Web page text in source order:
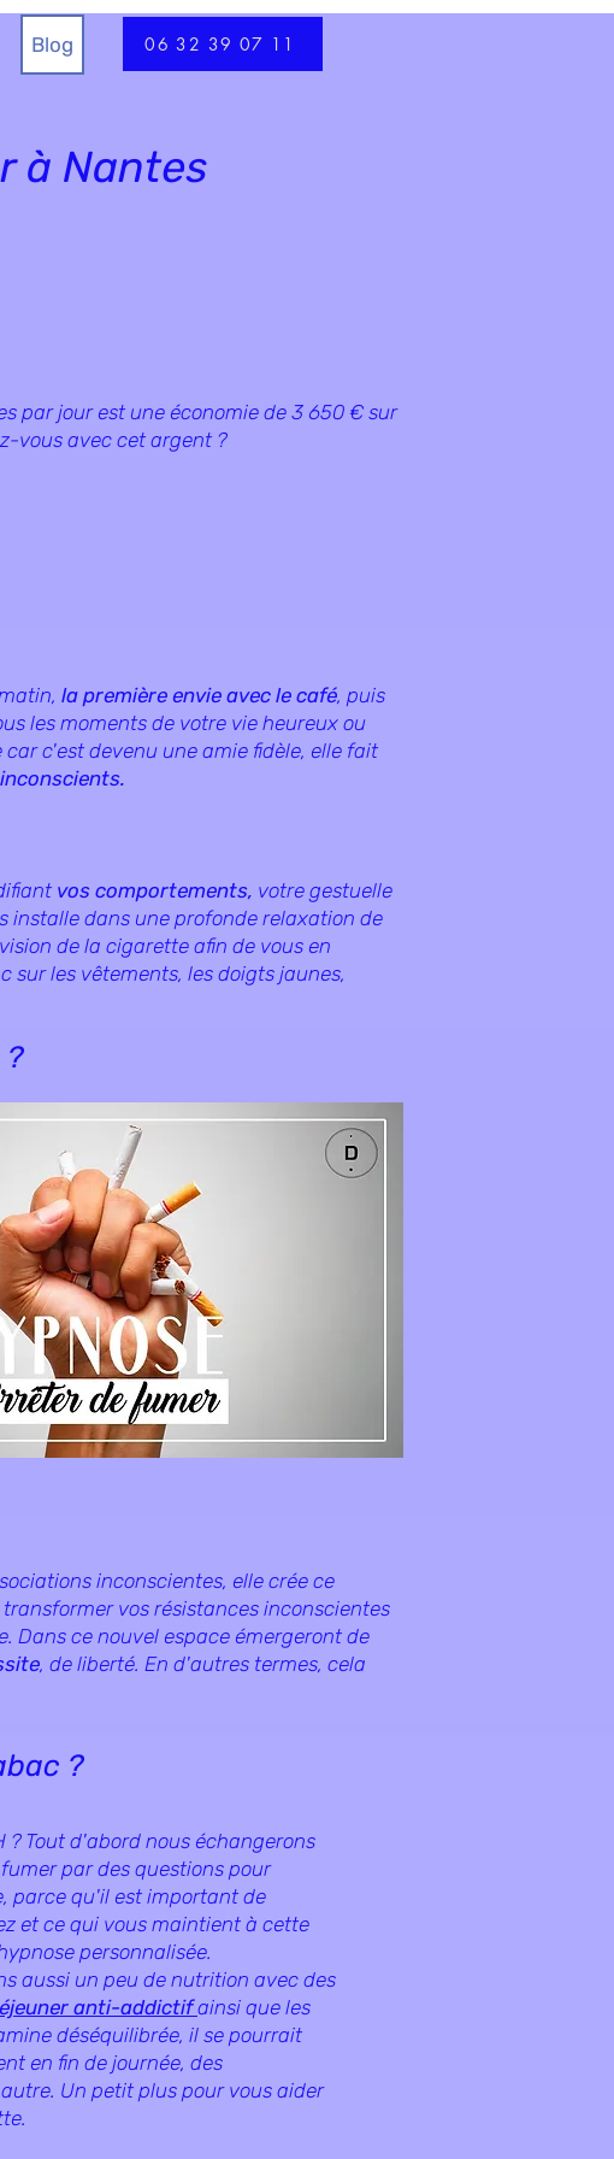
Blog 06 32 39 07 11
à Nantes
par jour est une économie de 3 650 € sur
vous avec cet argent ?
la première envie avec le café, puis
les moments de votre vie heureux ou
c'est devenu une amie fidèle, elle fait
vos comportements, votre gestuelle
installe dans une profonde relaxation de
de la cigarette afin de vous en
sur les vêtements, les doigts jaunes,
?
inconscientes, elle crée ce
vos résistances inconscientes
Dans ce nouvel espace émergeront de
, de liberté. En d'autres termes, cela
?
? Tout d'abord nous échangerons
par des questions pour
parce qu'il est important de
et ce qui vous maintient à cette
personnalisée.
aussi un peu de nutrition avec des
anti-addictifainsi que les
déséquilibrée, il se pourrait
en fin de journée, des
Un petit plus pour vous aider